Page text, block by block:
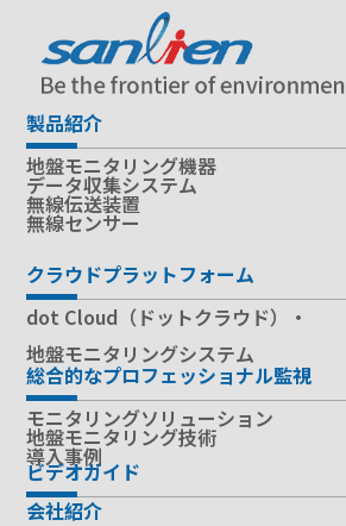
製品紹介
地盤モニタリング機器
データ収集システム
無線伝送装置
無線センサー
クラウドプラットフォーム
dot Cloud（ドットクラウド）・
地盤モニタリングシステム
総合的なプロフェッショナル監視
モニタリングソリューション
地盤モニタリング技術
導入事例
ビデオガイド
会社紹介